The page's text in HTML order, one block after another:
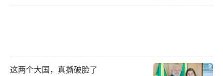
这两个大国，真撕破脸了